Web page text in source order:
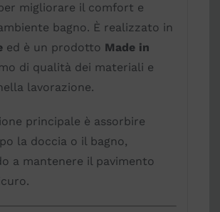
migliorare il comfort e
bagno. È realizzato in
ed è un prodotto Made in
di qualità dei materiali e
lavorazione.
principale è assorbire
la doccia o il bagno,
a mantenere il pavimento